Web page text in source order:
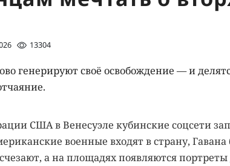
13304
генерируют своё освобождение — и
США в Венесуэле кубинские соцсети
военные входят в страну,
а на площадях появляются